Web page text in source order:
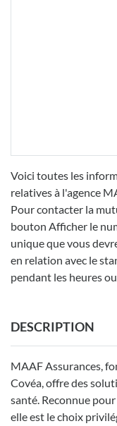
Voici toutes les
relatives à l'agence
Pour contacter la
bouton Afficher le
unique que vous
en relation avec le
pendant les heures
DESCRIPTION
MAAF Assurances,
Covéa, offre des
santé. Reconnue
elle est le choix